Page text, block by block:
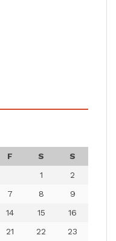
F S
S
1
2
7 8
9
14 15
16
21 22
23